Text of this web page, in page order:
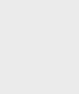
почта